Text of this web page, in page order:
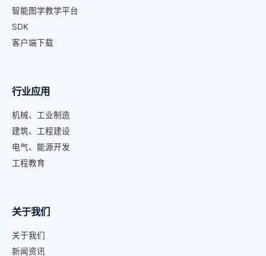
智能图学教学平台
SDK
客户端下载
行业应用
机械、工业制造
建筑、工程建设
电气、能源开发
工程教育
关于我们
关于我们
新闻资讯